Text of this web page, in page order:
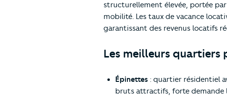
structurellement élevée, portée
mobilité. Les taux de vacance
garantissant des revenus locatifs
Les meilleurs quartiers
Épinettes : quartier résidentiel
bruts attractifs, forte demande